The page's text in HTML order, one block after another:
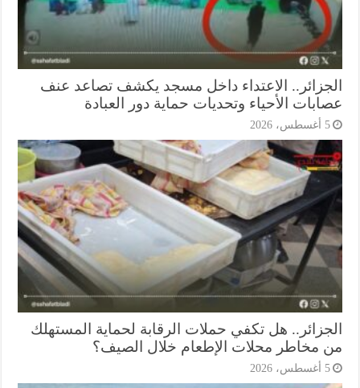
الاعتداء داخل مسجد يكشف تصاعد عنف
الأحياء وتحديات حماية دور العبادة
هل تكفي حملات الرقابة لحماية المستهلك
مخاطر محلات الإطعام خلال الصيف؟